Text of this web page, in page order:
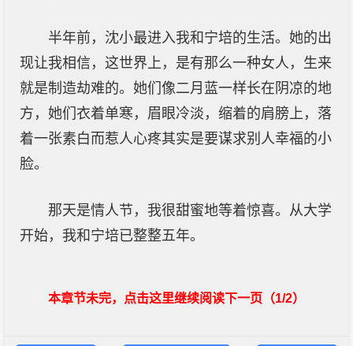
半年前，沈小最进入我和宁培的生活。她的出
现让我相信，这世界上，是有那么一种女人，生来
就是制造劫难的。她们像二月蓝一样长在阴凉的地
方，她们衣着单寒，眉眼冷淡，缩着的肩膀上，落
着一张素白而惹人心疼其实是要谋求别人幸福的小
脸。
那天是情人节，我很甜蜜地等着惊喜。从大学
开始，我和宁培已整整五年。
本章节未完，点击这里继续阅读下一页（1/2）